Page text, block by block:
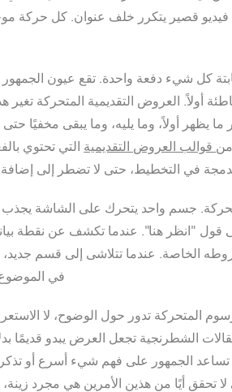
فيديو قصير يتكرر خلف عنوان. كل حركة
كل شيء دفعة واحدة. تقع عيون الجمهور
أولاً. العروض التقديمية المتحركة تغير
يظهر أولاً، وما يليه، وما يبقى مخفيًا
من قوالب العروض التقديمية التي تحتوي
في التخطيط، حتى لا تضطر إلى
جسم واحد يتحرك على الشاشة يجذب
قول "انظر هنا". عندما تكشف عن نقطة
الخاصة. عندما تتلاشى إلى قسم جديد،
في
المتحركة تدور حول الوضوح، لا
الشطرنجية تجعل العرض يبدو قديمًا
الجمهور على فهم شيء أسرع أو
لا تحقق أيًا من هذين الأمرين هي مجرد